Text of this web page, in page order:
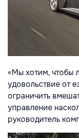
«Мы хотим, чтобы
удовольствие от
ограничить
управление
руководитель